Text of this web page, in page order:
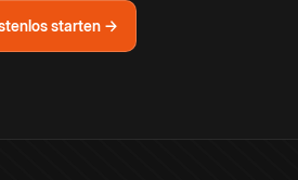
starten →